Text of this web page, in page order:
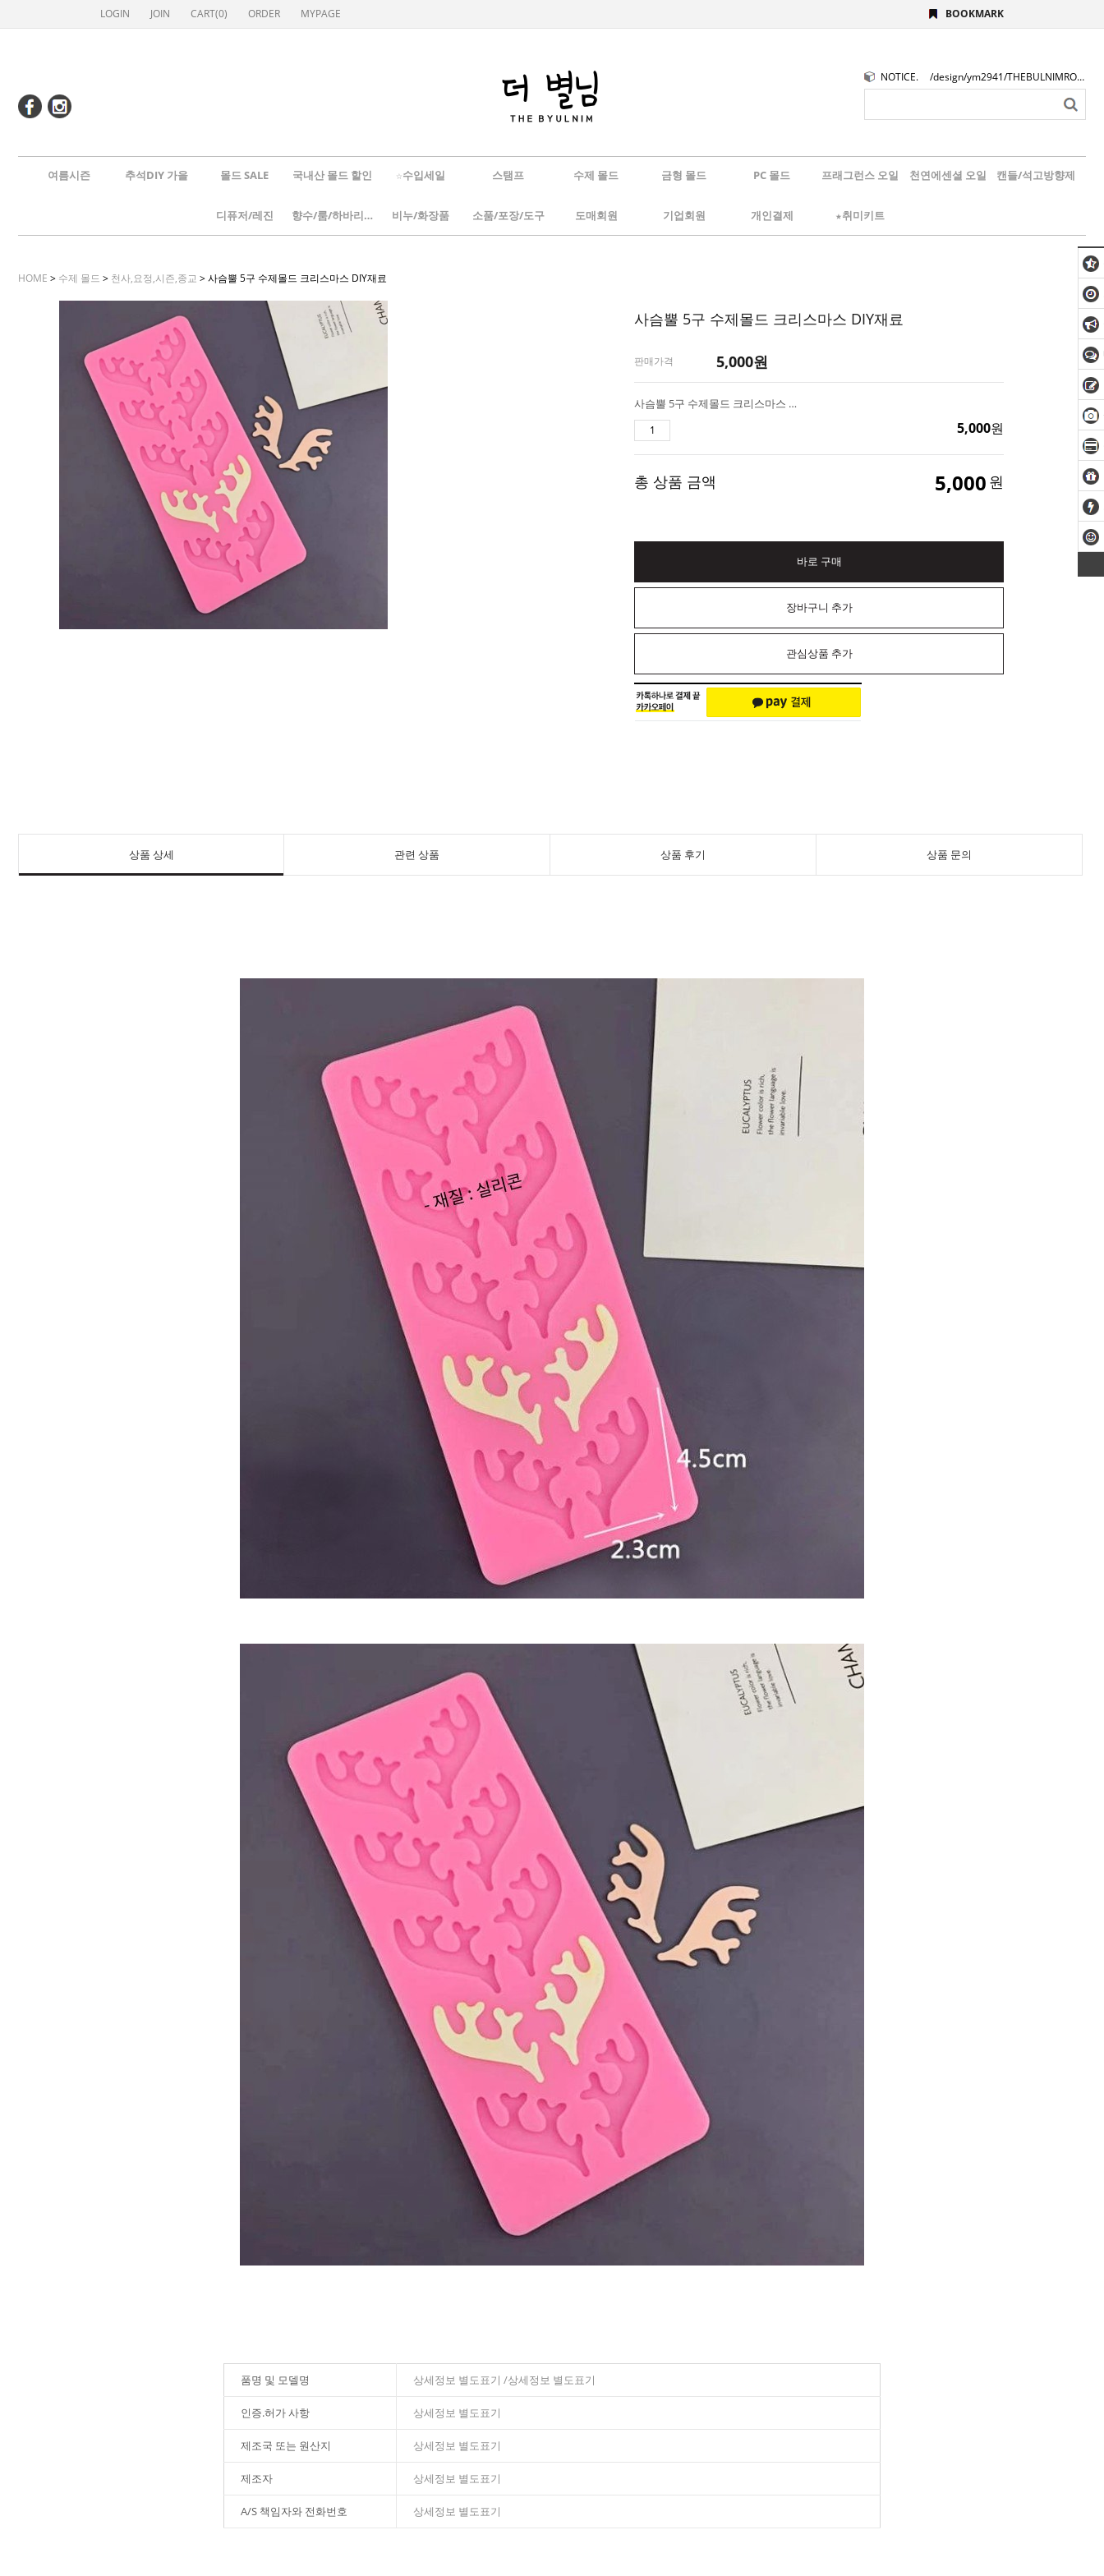
LOGIN JOIN CART(0) ORDER MYPAGE BOOKMARK
NOTICE. /design/ym2941/THEBULNIMROGO.png
여름시즌 추석DIY 가을 몰드 SALE 국내산 몰드 할인 ☆수입세일 스탬프 수제 몰드 금형 몰드 PC 몰드 프래그런스 오일 천연에센셜 오일 캔들/석고방향제
디퓨저/레진 향수/룸/하바리움 비누/화장품 소품/포장/도구 도매회원 기업회원 개인결제 ★취미키트
HOME > 수제 몰드 > 천사,요정,시즌,종교 > 사슴뿔 5구 수제몰드 크리스마스 DIY재료
사슴뿔 5구 수제몰드 크리스마스 DIY재료
판매가격 5,000원
사슴뿔 5구 수제몰드 크리스마스 DIY재료
5,000원
총 상품 금액 5,000 원
바로 구매
장바구니 추가
관심상품 추가
상품 상세 관련 상품 상품 후기 상품 문의
품명 및 모델명 상세정보 별도표기 /상세정보 별도표기
인증.허가 사항 상세정보 별도표기
제조국 또는 원산지 상세정보 별도표기
제조자 상세정보 별도표기
A/S 책임자와 전화번호 상세정보 별도표기